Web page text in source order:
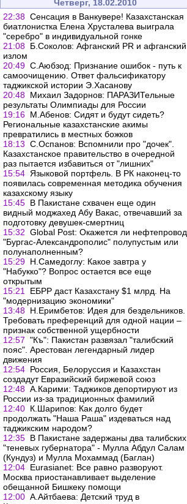
Четверг, 18.02.2010
22:38 Сенсация в Ванкувере! Казахстанская
биатлонистка Елена Хрусталева выиграла
"серебро" в индивидуальной гонке
21:08 Б.Соколов: Афганский PR и афганский
излом
20:49 С.Аюбзод: Признание ошибок - путь к
самоочищению. Ответ фальсификатору
таджикской истории Э.Хасанову
20:48 Михаил Задорнов: ПАРАЗИТельные
результаты Олимпиады для России
19:16 М.Абенов: Сидят и будут сидеть?
Региональные казахстанские акимы
превратились в местных божков
18:13 С.Оспанов: Вспомнили про "дочек".
Казахстанское правительство в очередной
раз пытается избавиться от "лишних"
15:54 Языковой портфель. В РК наконец-то
появилась современная методика обучения
казахскому языку
15:45 В Пакистане схвачен еще один
видный моджахед Абу Вакас, отвечавший за
подготовку девушек-смертниц
15:32 Global Post: Окажется ли нефтепровод
"Бургас-Александрополис" полупустым или
полунаполненным?
15:29 Н.Самедоглу: Какое завтра у
"Набукко"? Вопрос остается все еще
открытым
15:21
ЕБРР даст Казахстану $1 млрд. На
"модернизацию экономики"
13:48 Н.Еримбетов: Идея для бездельников.
Требовать преференций для одной нации –
признак собственной ущербности
12:57 "Къ": Пакистан развязал "талибский
пояс". Арестован легендарный лидер
движения
12:54 Россия, Белоруссия и Казахстан
создадут Евразийский биржевой союз
12:48 А.Карими: Таджиков депортируют из
России из-за традиционных фамилий
12:40 К.Шарипов: Как долго будет
продолжать "Наша Раша" издеваться над
таджикским народом?
12:35 В Пакистане задержаны два талибских
"теневых губернатора" - Мулла Абдул Салам
(Кундуз) и Мулла Мохаммад (Баглан)
12:04 Еurasianet: Все равно разворуют.
Москва приостанавливает выделение
обещанной Бишкеку помощи
12:00 А.Айтбаева: Детский труд в